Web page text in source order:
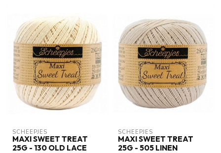
SCHEEPJES
MAXI SWEET TREAT
25G - 130 OLD LACE
SCHEEPJES
MAXI SWEET TREAT
25G - 505 LINEN